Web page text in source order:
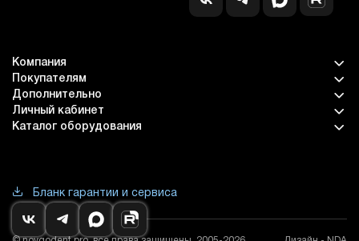
Компания
Покупателям
Дополнительно
Личный кабинет
Каталог оборудования
Бланк гарантии и сервиса